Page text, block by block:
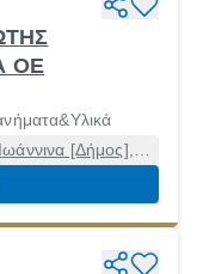
ΟΕ
[Δήμος],